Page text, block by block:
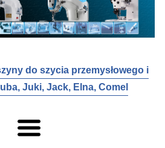
do szycia przemysłowego i
Juki, Jack, Elna, Comel